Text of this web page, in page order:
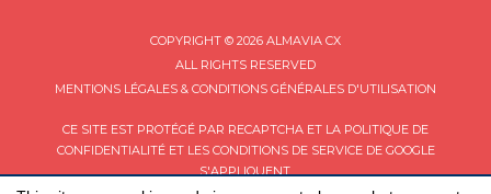
COPYRIGHT © 2026 ALMAVIA CX
ALL RIGHTS RESERVED
MENTIONS LÉGALES & CONDITIONS GÉNÉRALES D'UTILISATION
CE SITE EST PROTÉGÉ PAR RECAPTCHA ET LA POLITIQUE DE
CONFIDENTIALITÉET LES CONDITIONS DE SERVICEDE GOOGLE
S'APPLIQUENT.